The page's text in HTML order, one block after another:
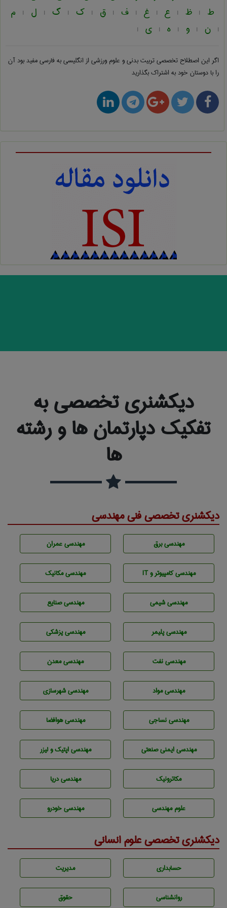
ط | ظ | ع | غ | ف | ق | ک | گ | ل | م
| ن | و | ه | ی |
اگر این اصطلاح تخصصیتربيت بدنی و علوم ورزشی از انگلیسی به فارسیمفید بود آن
را با دوستان خود به اشتراک بگذارید
دیکشنری تخصصی به
تفکیک دپارتمان ها و رشته
ها
دیکشنری تخصصی فنی مهندسی
مهندسی برق مهندسی عمران
مهندسی كامپيوتر و IT مهندسی مکانیک
مهندسي شيمی مهندسی صنايع
مهندسی پليمر مهندسی پزشکی
مهندسی نفت مهندسی معدن
مهندسی مواد مهندسی شهرسازی
مهندسي نساجی مهندسی هوافضا
مهندسی ایمنی صنعتی مهندسی اپتیک و لیزر
مکاترونیک مهندسی دریا
علوم مهندسی مهندسی خودرو
دیکشنری تخصصی علوم انسانی
حسابداری مديريت
روانشناسی حقوق